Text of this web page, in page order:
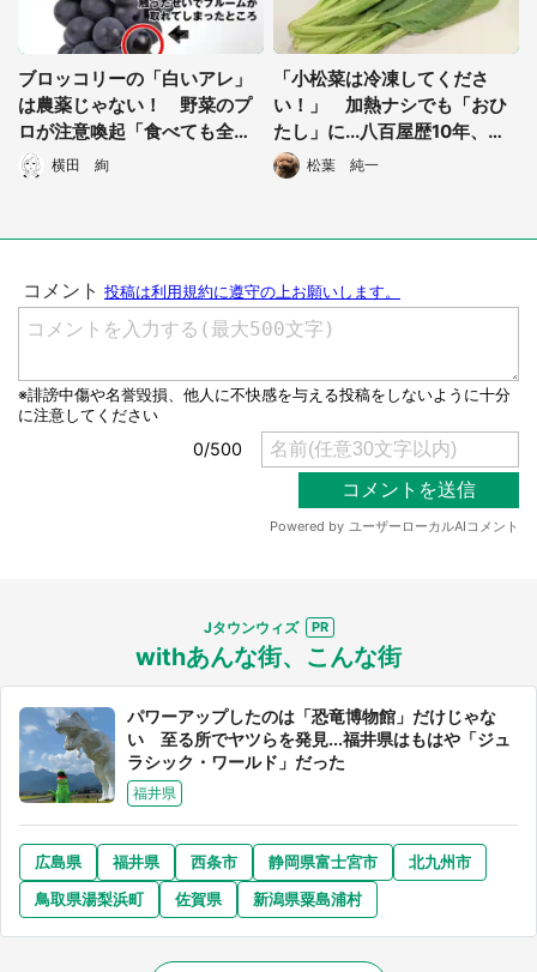
ブロッコリーの「白いアレ」
は農薬じゃない！ 野菜のプ
ロが注意喚起「食べても全く
問題ない」
横田 絢
「小松菜は冷凍してくださ
い！」 加熱ナシでも「おひ
たし」に...八百屋歴10年、野
菜のプロの叫びに反響
松葉 純一
Jタウンウィズ
withあんな街、こんな街
パワーアップしたのは「恐竜博物館」だけじゃな
い 至る所でヤツらを発見...福井県はもはや「ジュ
ラシック・ワールド」だった
福井県
広島県 福井県 西条市 静岡県富士宮市
北九州市
鳥取県湯梨浜町
佐賀県 新潟県粟島浦村